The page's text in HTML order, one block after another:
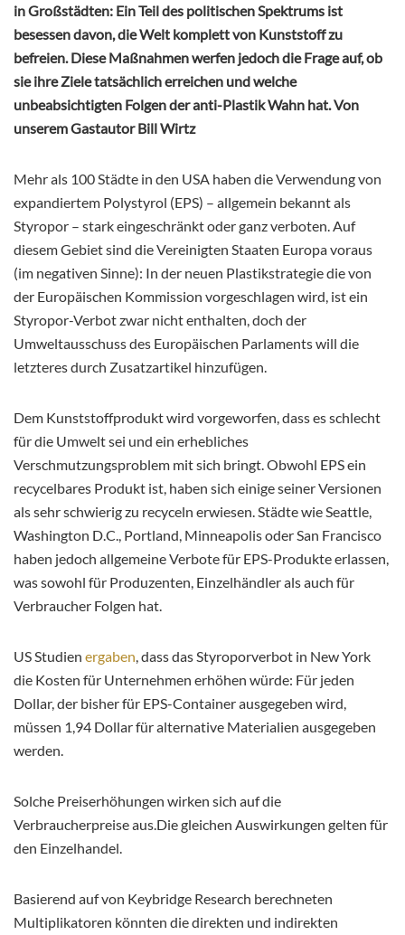
in Großstädten: Ein Teil des politischen Spektrums ist
besessen davon, die Welt komplett von Kunststoff zu
befreien. Diese Maßnahmen werfen jedoch die Frage auf, ob
sie ihre Ziele tatsächlich erreichen und welche
unbeabsichtigten Folgen der anti-Plastik Wahn hat. Von
unserem Gastautor Bill Wirtz
Mehr als 100 Städte in den USA haben die Verwendung von
expandiertem Polystyrol (EPS) – allgemein bekannt als
Styropor – stark eingeschränkt oder ganz verboten. Auf
diesem Gebiet sind die Vereinigten Staaten Europa voraus
(im negativen Sinne): In der neuen Plastikstrategie die von
der Europäischen Kommission vorgeschlagen wird, ist ein
Styropor-Verbot zwar nicht enthalten, doch der
Umweltausschuss des Europäischen Parlaments will die
letzteres durch Zusatzartikel hinzufügen.
Dem Kunststoffprodukt wird vorgeworfen, dass es schlecht
für die Umwelt sei und ein erhebliches
Verschmutzungsproblem mit sich bringt. Obwohl EPS ein
recycelbares Produkt ist, haben sich einige seiner Versionen
als sehr schwierig zu recyceln erwiesen. Städte wie Seattle,
Washington D.C., Portland, Minneapolis oder San Francisco
haben jedoch allgemeine Verbote für EPS-Produkte erlassen,
was sowohl für Produzenten, Einzelhändler als auch für
Verbraucher Folgen hat.
US Studien ergaben , dass das Styroporverbot in New York
die Kosten für Unternehmen erhöhen würde: Für jeden
Dollar, der bisher für EPS-Container ausgegeben wird,
müssen 1,94 Dollar für alternative Materialien ausgegeben
werden.
Solche Preiserhöhungen wirken sich auf die
Verbraucherpreise aus.Die gleichen Auswirkungen gelten für
den Einzelhandel.
Basierend auf von Keybridge Research berechneten
Multiplikatoren könnten die direkten und indirekten